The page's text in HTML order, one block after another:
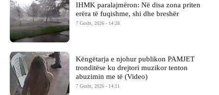
IHMK paralajmëron: Në disa zona priten
erëra të fuqishme, shi dhe breshër
7 Gusht, 2026 - 14:28
Këngëtarja e njohur publikon PAMJET
tronditëse ku drejtori muzikor tenton
abuzimin me të (Video)
7 Gusht, 2026 - 14:11